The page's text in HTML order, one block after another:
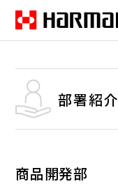
部署紹介
商品開発部